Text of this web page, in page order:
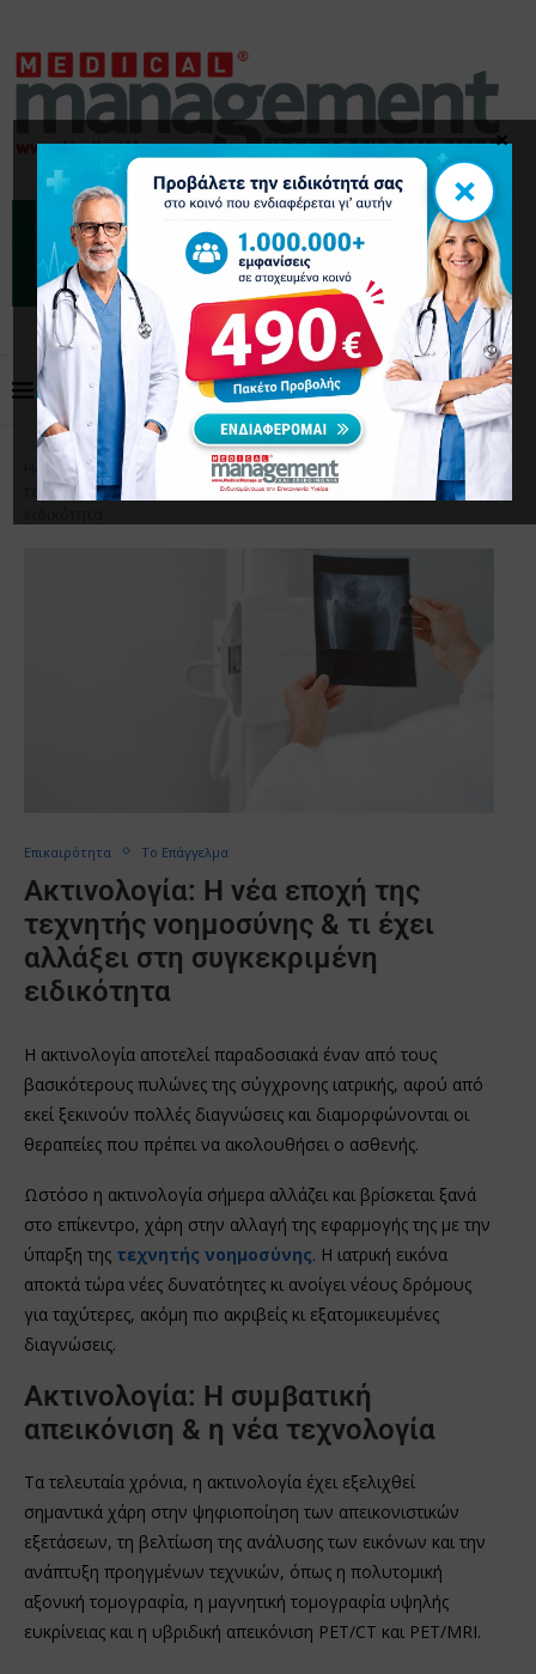
Home Επικαιρότητα
Ακτινολογία: Η νέα εποχή της
τεχνητής νοημοσύνης & τι έχει αλλάξει στη συγκεκριμένη
Επικαιρότητα Το Επάγγελμα
Ακτινολογία: Η νέα εποχή της
τεχνητής νοημοσύνης & τι έχει
αλλάξει στη συγκεκριμένη
ειδικότητα
Η ακτινολογία αποτελεί παραδοσιακά έναν από τους
βασικότερους πυλώνες της σύγχρονης ιατρικής, αφού από
εκεί ξεκινούν πολλές διαγνώσεις και διαμορφώνονται οι
θεραπείες που πρέπει να ακολουθήσει ο ασθενής.
Ωστόσο η ακτινολογία σήμερα αλλάζει και βρίσκεται ξανά
στο επίκεντρο, χάρη στην αλλαγή της εφαρμογής της με την
ύπαρξη της τεχνητής νοημοσύνης. Η ιατρική εικόνα
αποκτά τώρα νέες δυνατότητες κι ανοίγει νέους δρόμους
για ταχύτερες, ακόμη πιο ακριβείς κι εξατομικευμένες
διαγνώσεις.
Ακτινολογία: Η συμβατική
απεικόνιση & η νέα τεχνολογία
Τα τελευταία χρόνια, η ακτινολογία έχει εξελιχθεί
σημαντικά χάρη στην ψηφιοποίηση των απεικονιστικών
εξετάσεων, τη βελτίωση της ανάλυσης των εικόνων και την
ανάπτυξη προηγμένων τεχνικών, όπως η πολυτομική
αξονική τομογραφία, η μαγνητική τομογραφία υψηλής
ευκρίνειας και η υβριδική απεικόνιση PET/CT και PET/MRI.
×
×